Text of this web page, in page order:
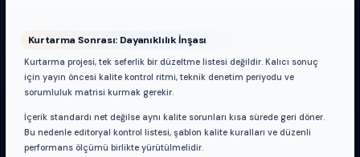
Kurtarma Sonrası: Dayanıklılık İnşası
Kurtarma projesi, tek seferlik bir düzeltme listesi değildir. Kalıcı sonuç
için yayın öncesi kalite kontrol ritmi, teknik denetim periyodu ve
sorumluluk matrisi kurmak gerekir.
İçerik standardı net değilse aynı kalite sorunları kısa sürede geri döner.
Bu nedenle editoryal kontrol listesi, şablon kalite kuralları ve düzenli
performans ölçümü birlikte yürütülmelidir.